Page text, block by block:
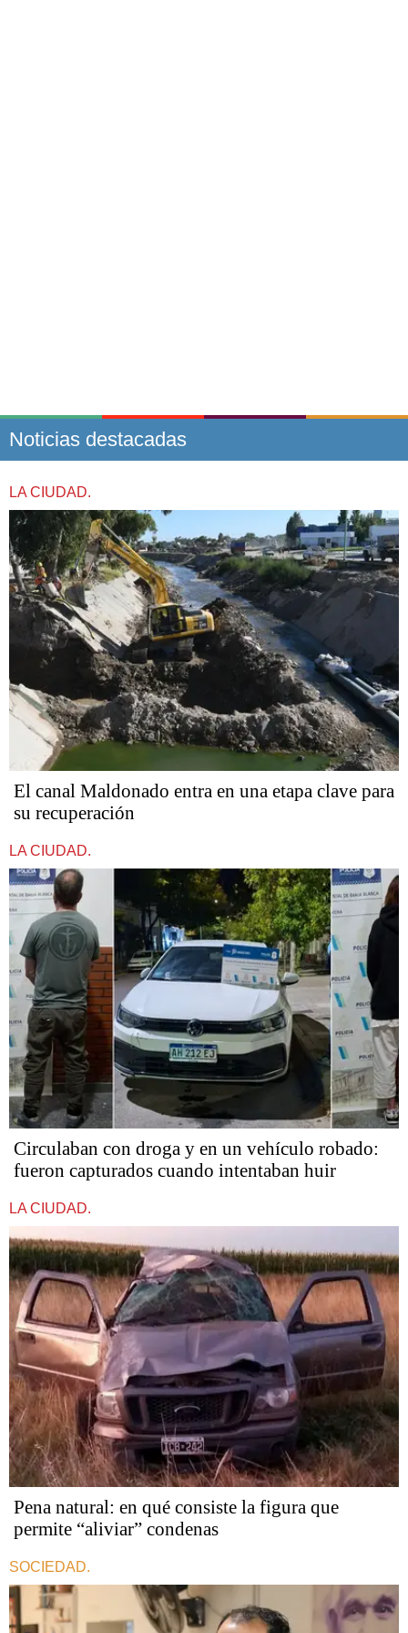
Noticias destacadas
LA CIUDAD.
El canal Maldonado entra en una etapa clave para
su recuperación
LA CIUDAD.
Circulaban con droga y en un vehículo robado:
fueron capturados cuando intentaban huir
LA CIUDAD.
Pena natural: en qué consiste la figura que
permite “aliviar” condenas
SOCIEDAD.